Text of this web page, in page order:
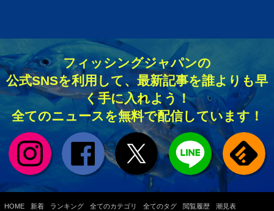
フィッシングジャパンの
公式SNSを利用して、最新記事を誰よりも早
く手に入れよう！
全てのニュースを無料で配信しています！
HOME 新着 ランキング 全てのカテゴリ 全てのタグ 閲覧履歴 潮見表